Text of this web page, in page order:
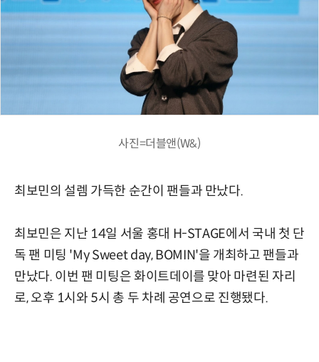
사진=더블앤(W&)
최보민의 설렘 가득한 순간이 팬들과 만났다.
최보민은 지난 14일 서울 홍대 H-STAGE에서 국내 첫 단
독 팬 미팅 'My Sweet day, BOMIN'을 개최하고 팬들과
만났다. 이번 팬 미팅은 화이트데이를 맞아 마련된 자리
로, 오후 1시와 5시 총 두 차례 공연으로 진행됐다.